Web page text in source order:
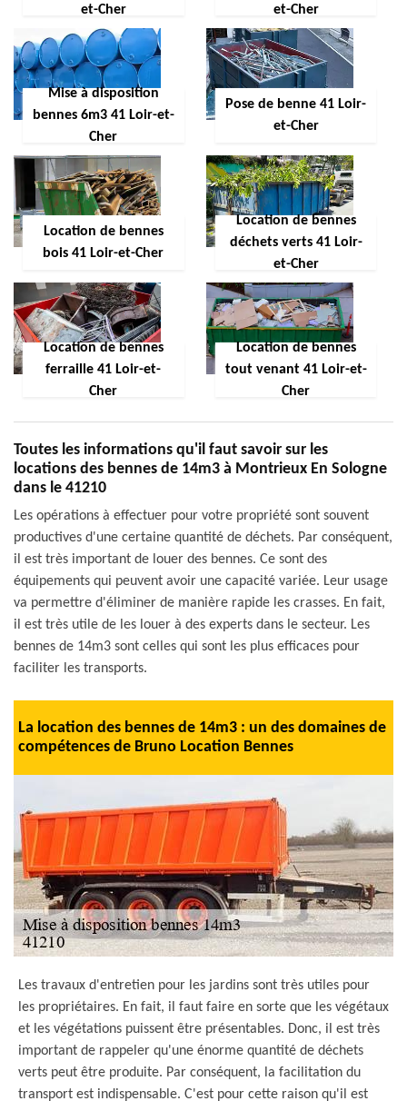
et-Cher
et-Cher
Mise à disposition
bennes 6m3 41 Loir-et-
Cher
Pose de benne 41 Loir-
et-Cher
Location de bennes
bois 41 Loir-et-Cher
Location de bennes
déchets verts 41 Loir-
et-Cher
Location de bennes
ferraille 41 Loir-et-
Cher
Location de bennes
tout venant 41 Loir-et-
Cher
Toutes les informations qu'il faut savoir sur les
locations des bennes de 14m3 à Montrieux En Sologne
dans le 41210
Les opérations à effectuer pour votre propriété sont souvent
productives d'une certaine quantité de déchets. Par conséquent,
il est très important de louer des bennes. Ce sont des
équipements qui peuvent avoir une capacité variée. Leur usage
va permettre d'éliminer de manière rapide les crasses. En fait,
il est très utile de les louer à des experts dans le secteur. Les
bennes de 14m3 sont celles qui sont les plus efficaces pour
faciliter les transports.
La location des bennes de 14m3 : un des domaines de
compétences de Bruno Location Bennes
Les travaux d'entretien pour les jardins sont très utiles pour
les propriétaires. En fait, il faut faire en sorte que les végétaux
et les végétations puissent être présentables. Donc, il est très
important de rappeler qu'une énorme quantité de déchets
verts peut être produite. Par conséquent, la facilitation du
transport est indispensable. C'est pour cette raison qu'il est